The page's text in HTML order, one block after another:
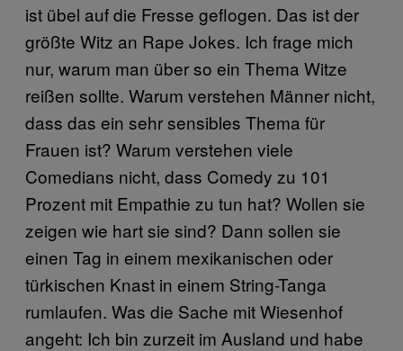
ist übel auf die Fresse geflogen. Das ist der
größte Witz an Rape Jokes. Ich frage mich
nur, warum man über so ein Thema Witze
reißen sollte. Warum verstehen Männer nicht,
dass das ein sehr sensibles Thema für
Frauen ist? Warum verstehen viele
Comedians nicht, dass Comedy zu 101
Prozent mit Empathie zu tun hat? Wollen sie
zeigen wie hart sie sind? Dann sollen sie
einen Tag in einem mexikanischen oder
türkischen Knast in einem String-Tanga
rumlaufen. Was die Sache mit Wiesenhof
angeht: Ich bin zurzeit im Ausland und habe